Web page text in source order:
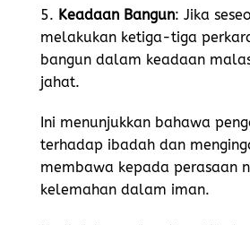
5. Keadaan Bangun: Jika
melakukan ketiga-tiga
bangun dalam keadaan
jahat.
Ini menunjukkan bahawa
terhadap ibadah dan
membawa kepada perasaan
kelemahan dalam iman.